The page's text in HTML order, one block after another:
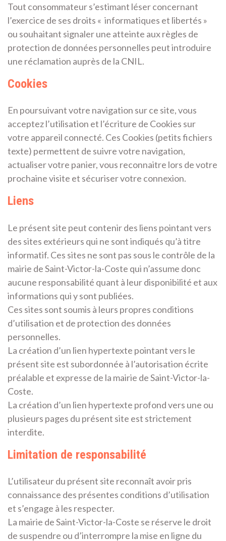
Tout consommateur s’estimant léser concernant
l’exercice de ses droits « informatiques et libertés »
ou souhaitant signaler une atteinte aux règles de
protection de données personnelles peut introduire
une réclamation auprès de la CNIL.
Cookies
En poursuivant votre navigation sur ce site, vous
acceptez l’utilisation et l’écriture de Cookies sur
votre appareil connecté. Ces Cookies (petits fichiers
texte) permettent de suivre votre navigation,
actualiser votre panier, vous reconnaitre lors de votre
prochaine visite et sécuriser votre connexion.
Liens
Le présent site peut contenir des liens pointant vers
des sites extérieurs qui ne sont indiqués qu’à titre
informatif. Ces sites ne sont pas sous le contrôle de la
mairie de Saint-Victor-la-Coste qui n’assume donc
aucune responsabilité quant à leur disponibilité et aux
informations qui y sont publiées.
Ces sites sont soumis à leurs propres conditions
d’utilisation et de protection des données
personnelles.
La création d’un lien hypertexte pointant vers le
présent site est subordonnée à l’autorisation écrite
préalable et expresse de la mairie de Saint-Victor-la-
Coste.
La création d’un lien hypertexte profond vers une ou
plusieurs pages du présent site est strictement
interdite.
Limitation de responsabilité
L’utilisateur du présent site reconnaît avoir pris
connaissance des présentes conditions d’utilisation
et s’engage à les respecter.
La mairie de Saint-Victor-la-Coste se réserve le droit
de suspendre ou d’interrompre la mise en ligne du